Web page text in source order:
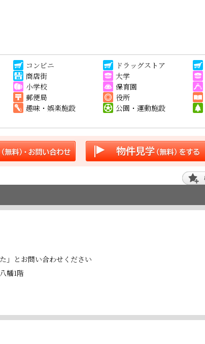
コンビニ ドラッグストア
商店街 大学
小学校 保育園
郵便局 役所
趣味・娯楽施設 公園・運動施設
」とお問い合わせください
幡1階